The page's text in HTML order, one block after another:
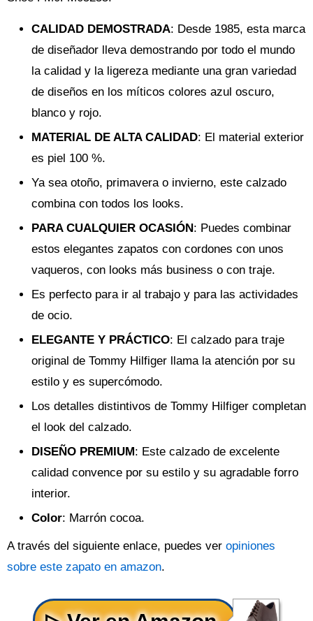
CALIDAD DEMOSTRADA: Desde 1985, esta marca
de diseñador lleva demostrando por todo el mundo
la calidad y la ligereza mediante una gran variedad
de diseños en los míticos colores azul oscuro,
blanco y rojo.
MATERIAL DE ALTA CALIDAD: El material exterior
es piel 100 %.
Ya sea otoño, primavera o invierno, este calzado
combina con todos los looks.
PARA CUALQUIER OCASIÓN : Puedes combinar
estos elegantes zapatos con cordones con unos
vaqueros, con looks más business o con traje.
Es perfecto para ir al trabajo y para las actividades
de ocio.
ELEGANTE Y PRÁCTICO: El calzado para traje
original de Tommy Hilfiger llama la atención por su
estilo y es supercómodo.
Los detalles distintivos de Tommy Hilfiger completan
el look del calzado.
DISEÑO PREMIUM : Este calzado de excelente
calidad convence por su estilo y su agradable forro
interior.
Color: Marrón cocoa.
A través del siguiente enlace, puedes ver opiniones
sobre este zapato en amazon.